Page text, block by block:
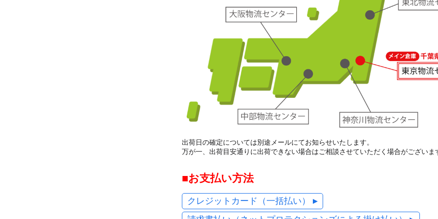
出荷日の確定については別途メールにてお知らせいたします。
万が一、出荷目安通りに出荷できない場合はご相談させていただく場合がございま
お支払い方法
クレジットカード（一括払い）